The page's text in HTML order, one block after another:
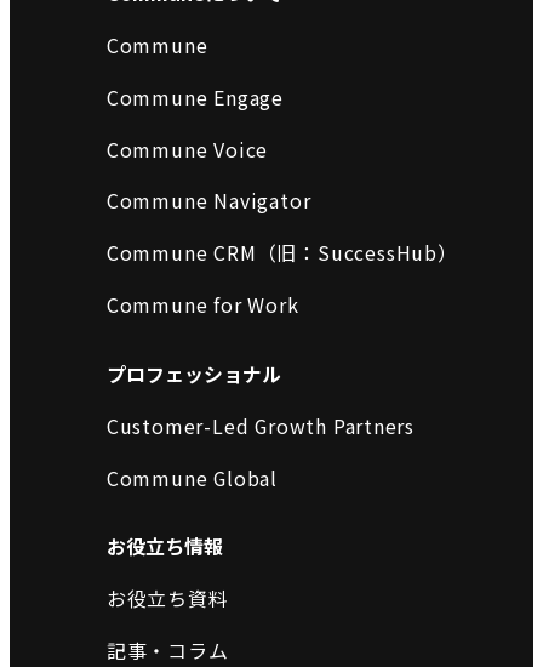
Commune
Commune Engage
Commune Voice
Commune Navigator
Commune CRM（旧：SuccessHub）
Commune for Work
プロフェッショナル
Customer-Led Growth Partners
Commune Global
お役立ち情報
お役立ち資料
記事・コラム